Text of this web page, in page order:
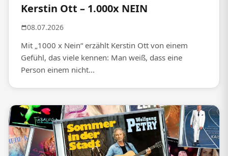
Kerstin Ott – 1.000x NEIN
08.07.2026
Mit „1000 x Nein“ erzählt Kerstin Ott von einem
Gefühl, das viele kennen: Man weiß, dass eine
Person einem nicht...